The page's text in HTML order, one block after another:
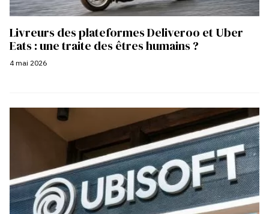
Livreurs des plateformes Deliveroo et Uber
Eats : une traite des êtres humains ?
4 mai 2026